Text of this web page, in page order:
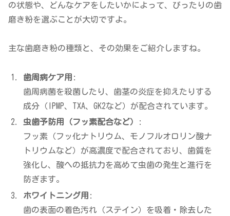
の状態や、どんなケアをしたいかによって、ぴったりの歯
磨き粉を選ぶことが大切ですよ。
主な歯磨き粉の種類と、その効果をご紹介しますね。
歯周病ケア用 :
歯周病菌を殺菌したり、歯茎の炎症を抑えたりする
成分（IPMP、TXA、GK2など）が配合されています。
虫歯予防用（フッ素配合など）
:
フッ素（フッ化ナトリウム、モノフルオロリン酸ナ
トリウムなど）が高濃度で配合されており、歯質を
強化し、酸への抵抗力を高めて虫歯の発生と進行を
防ぎます。
ホワイトニング用 :
歯の表面の着色汚れ（ステイン）を吸着・除去した